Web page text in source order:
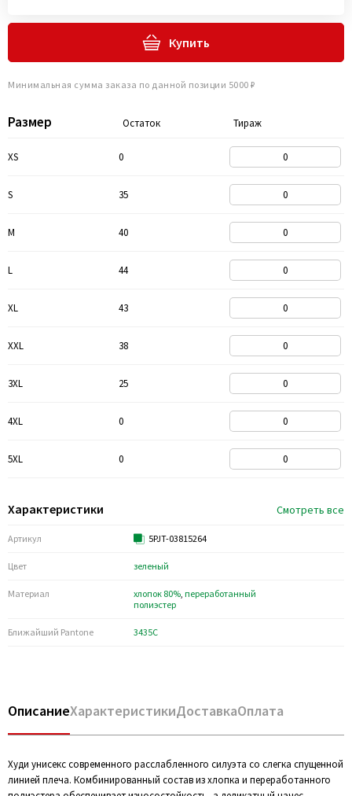
Размер Остаток Тираж
XS 0
S 35
M 40
L 44
XL 43
XXL 38
3XL 25
4XL 0
5XL 0
Характеристики Смотреть все
Артикул 5PJT-03815264
Цвет зеленый
Материал хлопок 80%, переработанный
полиэстер
Ближайший Pantone 3435C
Купить
Минимальная сумма заказа по данной позиции 5000 ₽
ОписаниеХарактеристикиДоставкаОплата
Худи унисекс современного расслабленного силуэта со слегка спущенной
линией плеча. Комбинированный состав из хлопка и переработанного